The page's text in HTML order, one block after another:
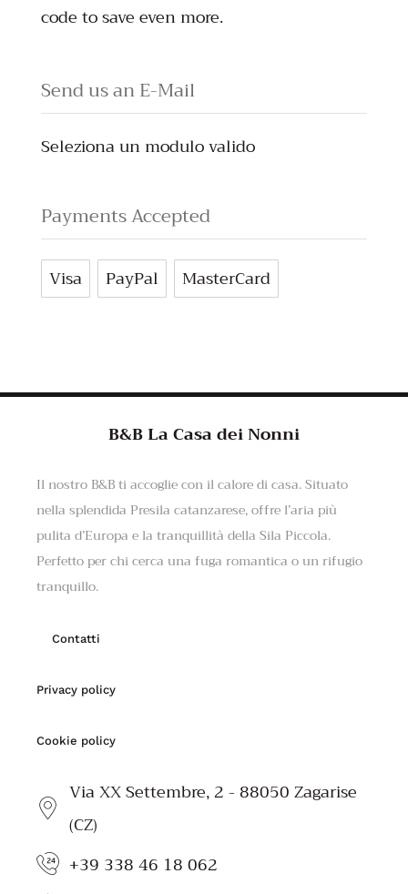
code to save even more.
Send us an E-Mail
Seleziona un modulo valido
Payments Accepted
Visa PayPal MasterCard
B&B La Casa dei Nonni
Il nostro B&B ti accoglie con il calore di casa. Situato
nella splendida Presila catanzarese, offre l’aria più
pulita d’Europa e la tranquillità della Sila Piccola.
Perfetto per chi cerca una fuga romantica o un rifugio
tranquillo.
Contatti
Privacy policy
Cookie policy
Via XX Settembre, 2 - 88050 Zagarise
(CZ)
+39 338 46 18 062